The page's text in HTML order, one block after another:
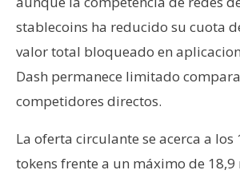
stablecoins ha reducido su cuota
valor total bloqueado en
Dash permanece limitado
competidores directos.
La oferta circulante se acerca a los
tokens frente a un máximo de